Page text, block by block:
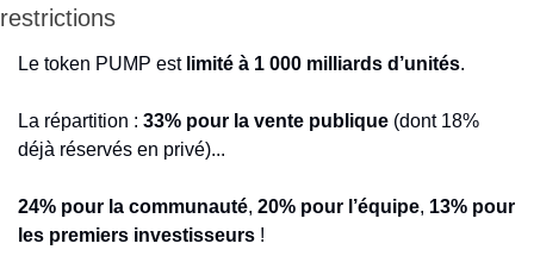
restrictions
Le token PUMP est limité à 1 000 milliards d’unités.
La répartition : 33% pour la vente publique (dont 18%
déjà réservés en privé)...
24% pour la communauté, 20% pour l’équipe, 13% pour
les premiers investisseurs !